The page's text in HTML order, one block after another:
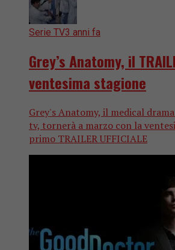
Serie TV3 anni fa
Grey’s Anatomy, il
ventesima stagione
Grey's Anatomy, il medical
tv, tornerà a marzo con la
primo TRAILER UFFICIALE